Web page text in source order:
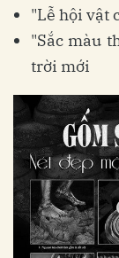
"Lễ hội vật
"Sắc màu
trời mới